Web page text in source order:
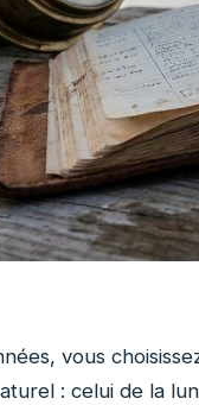
vous
: celui de la